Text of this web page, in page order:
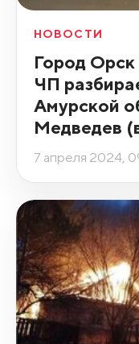
НОВОСТИ
Город Орск
ЧП
Амурской
Медведев
7 апреля 2024,